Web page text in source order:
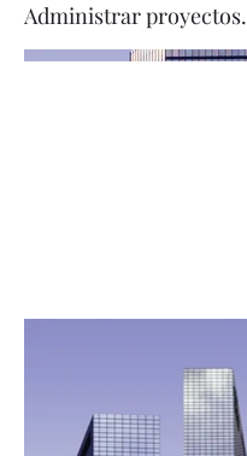
Administrar proyectos.